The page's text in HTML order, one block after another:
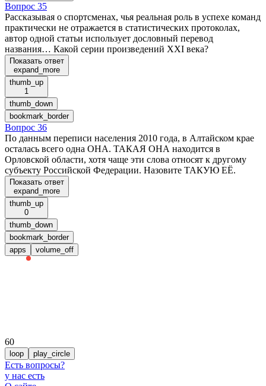
Вопрос 35
Рассказывая о спортсменах, чья реальная роль в успехе команд
практически не отражается в статистических протоколах,
автор одной статьи использует дословный перевод
названия… Какой серии произведений XXI века?
Показать ответ
expand_more
thumb_up
1
thumb_down
bookmark_border
Вопрос 36
По данным переписи населения 2010 года, в Алтайском крае
осталась всего одна ОНА. ТАКАЯ ОНА находится в
Орловской области, хотя чаще эти слова относят к другому
субъекту Российской Федерации. Назовите ТАКУЮ ЕЁ.
Показать ответ
expand_more
thumb_up
0
thumb_down
bookmark_border
apps
volume_off
60
loop play_circle
Есть вопросы?
у нас есть